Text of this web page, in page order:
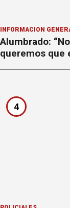
INFORMACION
Alumbrado:
queremos que
4